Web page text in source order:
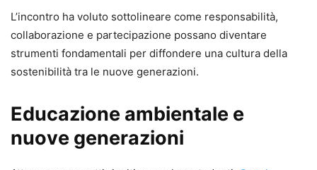
L’incontro ha voluto sottolineare come responsabilità,
collaborazione e partecipazione possano diventare
strumenti fondamentali per diffondere una cultura della
sostenibilità tra le nuove generazioni.
Educazione ambientale e
nuove generazioni